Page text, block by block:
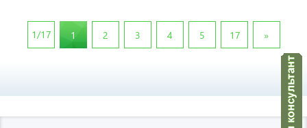
1/17 1 2 3 4 5 17 »Next